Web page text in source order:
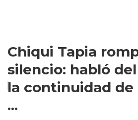
Chiqui Tapia
silencio: habló
la continuidad de
...